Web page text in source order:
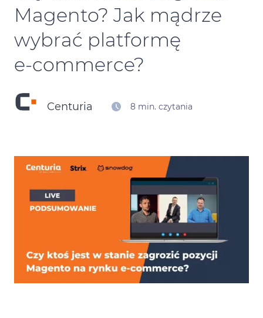
Kariera
Kontakt
Kalendarz Black Friday
Magento? Jak mądrze
wybrać platformę
e‑commerce?
Centuria 8 min. czytania